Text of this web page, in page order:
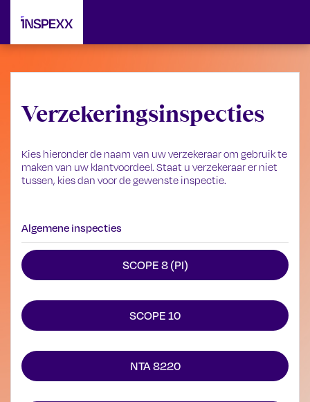
Verzekeringsinspecties
Kies hieronder de naam van uw verzekeraar om gebruik te
maken van uw klantvoordeel. Staat u verzekeraar er niet
tussen, kies dan voor de gewenste inspectie.
Algemene inspecties
SCOPE 8 (PI)
SCOPE 10
NTA 8220